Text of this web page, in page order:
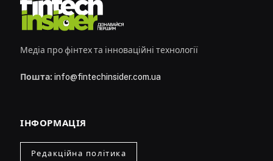
Медіа про фінтех та інноваційні технології
Пошта: info@fintechinsider.com.ua
ІНФОРМАЦІЯ
Редакційна політика